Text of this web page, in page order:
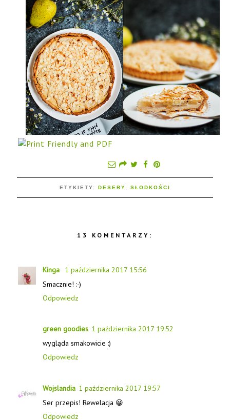
ETYKIETY: DESERY SŁODKOŚCI
13 KOMENTARZY:
Kinga
1 października 2017 15:56
Smacznie! :-)
Odpowiedz
green goodies 1 października 2017 19:52
wygląda smakowicie :)
Odpowiedz
Wojslandia 1 października 2017 19:57
Ser przepis! Rewelacja 😀
Odpowiedz